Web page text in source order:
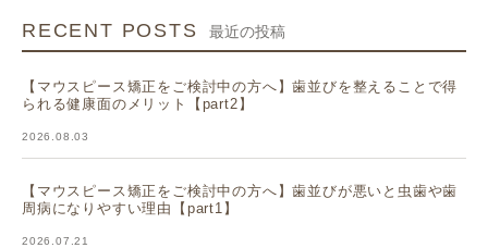
RECENT POSTS 最近の投稿
【マウスピース矯正をご検討中の方へ】歯並びを整えることで得
られる健康面のメリット【part2】
2026.08.03
【マウスピース矯正をご検討中の方へ】歯並びが悪いと虫歯や歯
周病になりやすい理由【part1】
2026.07.21